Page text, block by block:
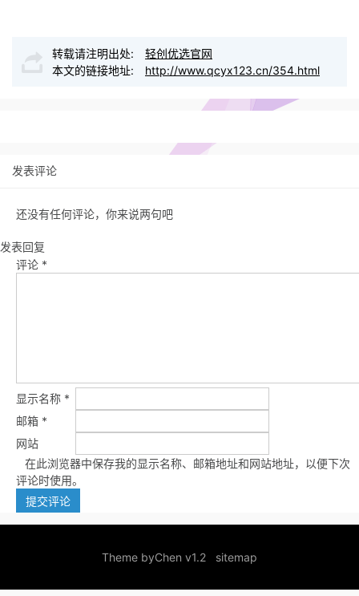
转载请注明出处:
轻创优选官网
本文的链接地址:
http://www.qcyx123.cn/354.html
发表评论
还没有任何评论，你来说两句吧
发表回复
评论 *
显示名称 *
邮箱 *
网站
在此浏览器中保存我的显示名称、邮箱地址和网站地址，以便下次
评论时使用。
Theme byChen v1.2 sitemap